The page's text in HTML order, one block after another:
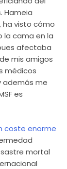
Hameia
ha visto cómo
la cama en la
afectaba
mis amigos
médicos
además me
es
coste enorme
mortal